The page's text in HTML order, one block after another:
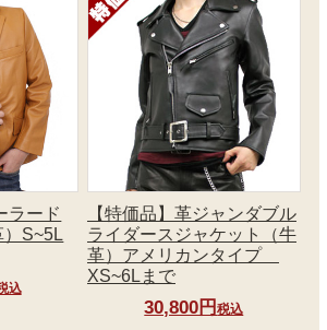
ラード
）S~5L
込
【特価品】革ジャンダブル
ライダースジャケット（牛
革）アメリカンタイプ
XS~6Lまで
30,800円税込